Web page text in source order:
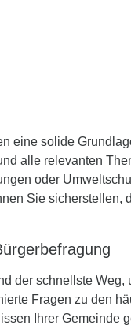
eine solide
alle relevanten
oder
Sie sicherstellen,
der schnellste Weg,
Fragen zu den
Ihrer Gemeinde